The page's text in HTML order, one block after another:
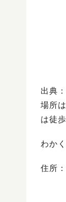
出典
場所
は徒
わか
住所